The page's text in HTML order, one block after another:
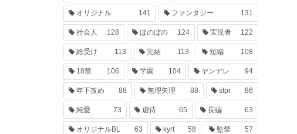
オリジナル 141 ファンタジー 131
社会人 128 ほのぼの 124 実況者 122
総受け 113 完結 113 短編 108
18禁 106 学園 104 ヤンデレ 94
年下攻め 88 無理矢理 88 stpr 86
純愛 73 虐待 65 長編 63
オリジナルBL 63 kyrt 58 監禁 57